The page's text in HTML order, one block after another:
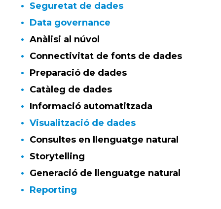
Seguretat de dades
Data governance
Anàlisi al núvol
Connectivitat de fonts de dades
Preparació de dades
Catàleg de dades
Informació automatitzada
Visualització de dades
Consultes en llenguatge natural
Storytelling
Generació de llenguatge natural
Reporting